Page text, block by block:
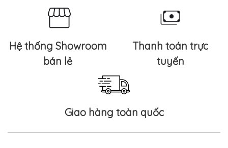
Hệ thống Showroom
bán lẻ
Thanh toán trực
tuyến
Giao hàng toàn quốc